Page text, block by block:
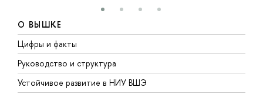
О ВЫШКЕ
Цифры и факты
Руководство и структура
Устойчивое развитие в НИУ ВШЭ